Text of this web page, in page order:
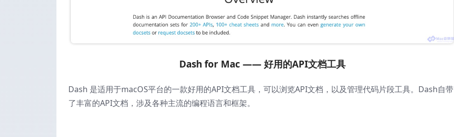
Dash for Mac —— 好用的API文档工具
Dash 是适用于macOS平台的一款好用的API文档工具，可以浏览API文档，以及管理代码片段工具。Dash自带
了丰富的API文档，涉及各种主流的编程语言和框架。